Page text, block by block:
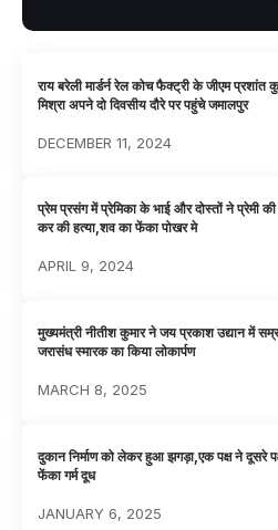
राय बरेली मार्डर्न रेल कोच फैक्ट्री के जीएम प्रशांत
मिश्रा अपने दो दिवसीय दौरे पर पहुंचे जमालपुर
DECEMBER 11, 2024
प्रेम प्रसंग में प्रेमिका के भाई और दोस्तों ने प्रेमी
कर की हत्या,शव का फेंका पोखर मे
APRIL 9, 2024
मुख्यमंत्री नीतीश कुमार ने जय प्रकाश उद्यान में
जरासंध स्मारक का किया लोकार्पण
MARCH 8, 2025
दुकान निर्माण को लेकर हुआ झगड़ा,एक पक्ष ने दूसरे
फेंका गर्म दूध
JANUARY 6, 2025